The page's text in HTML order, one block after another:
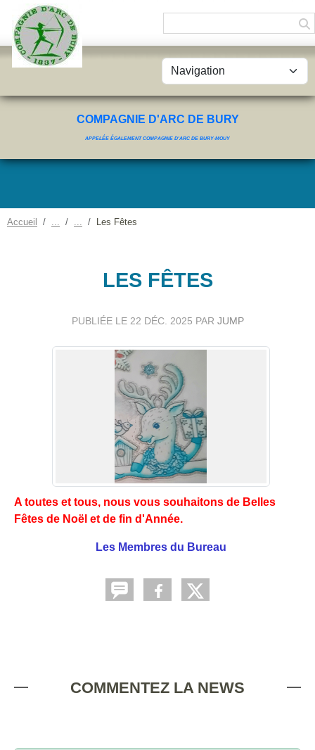
COMPAGNIE D'ARC DE BURY
APPELÉE ÉGALEMENT COMPAGNIE D'ARC DE BURY-MOUY
Accueil Les Fêtes
LES FÊTES
PUBLIÉE LE 22 DÉC. 2025 PAR JUMP
A toutes et tous, nous vous souhaitons de Belles
Fêtes de Noël et de fin d'Année.
Les Membres du Bureau
COMMENTEZ LA NEWS
Panneau de gestion des cookies